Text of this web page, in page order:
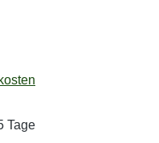
Tage